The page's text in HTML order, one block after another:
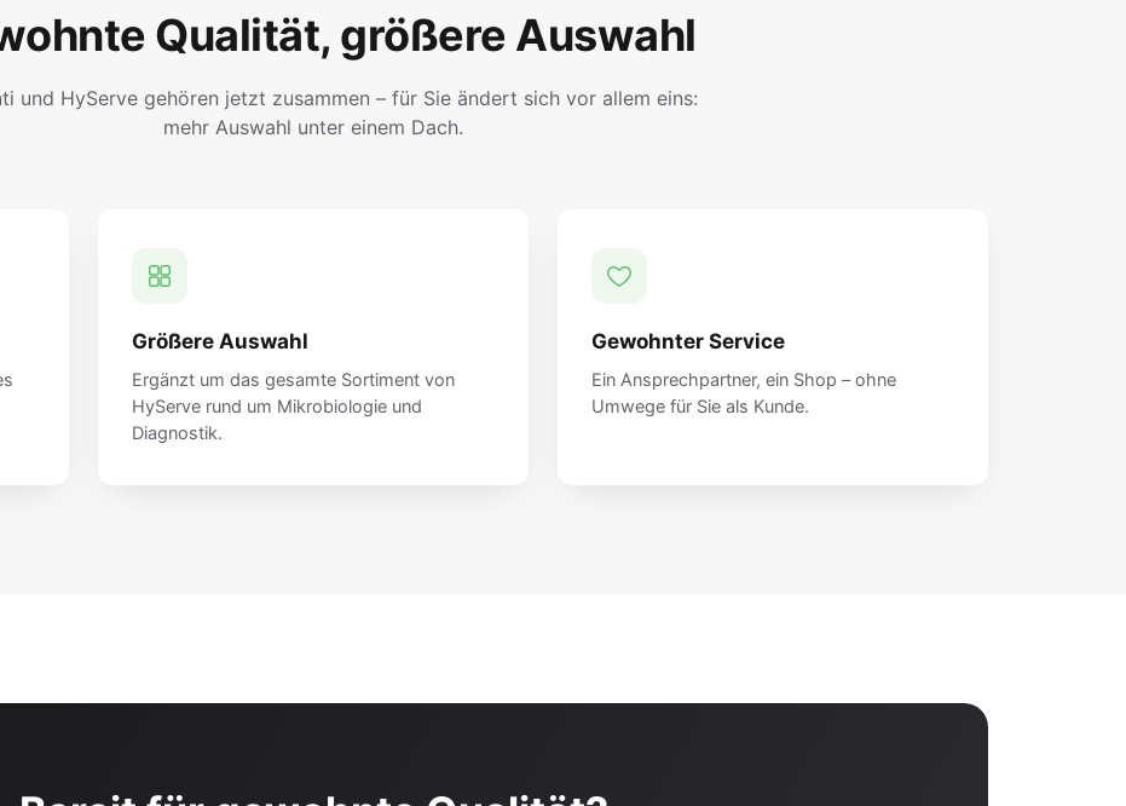
Qualität, größere Auswahl
und HyServe gehören jetzt zusammen – für Sie ändert sich vor allem eins:
mehr Auswahl unter einem Dach.
Größere Auswahl
Ergänzt um das gesamte Sortiment von
HyServe rund um Mikrobiologie und
Diagnostik.
Gewohnter Service
Ein Ansprechpartner, ein Shop – ohne
Umwege für Sie als Kunde.